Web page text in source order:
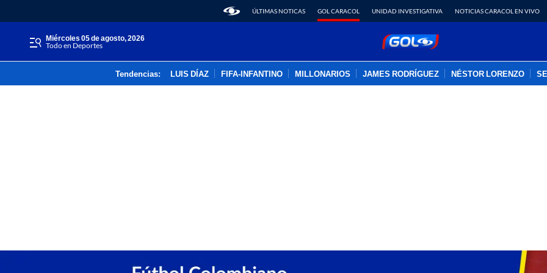
ÚLTIMAS NOTICAS GOL CARACOL UNIDAD INVESTIGATIVA NOTICIAS CARACOL EN VIVO
miércoles 05 de agosto, 2026
Todo en Deportes
Tendencias: LUIS DÍAZ FIFA-INFANTINO MILLONARIOS JAMES RODRÍGUEZ NÉSTOR LORENZO